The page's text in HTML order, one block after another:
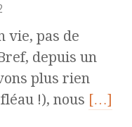
vie, pas de
depuis un
plus rien
!), nous […]